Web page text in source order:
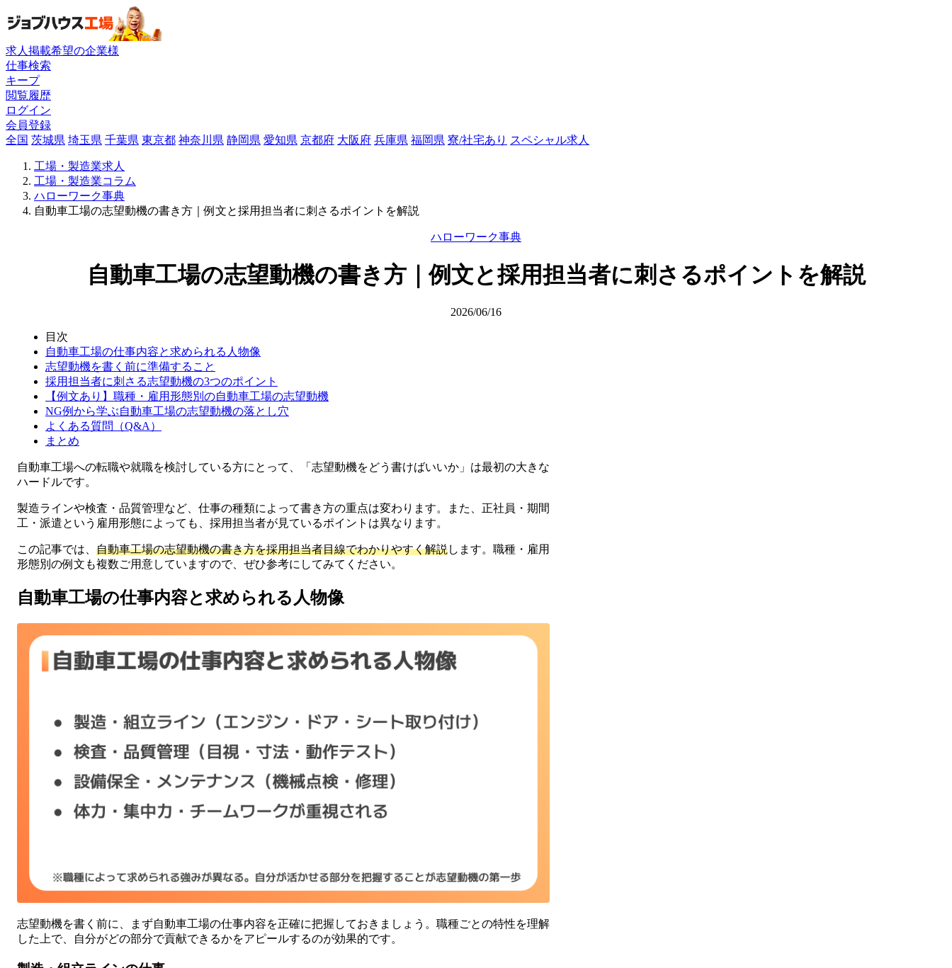
求人掲載希望の企業様
仕事検索
キープ
閲覧履歴
ログイン
会員登録
全国 茨城県 埼玉県 千葉県 東京都 神奈川県 静岡県 愛知県 京都府 大阪府 兵庫県 福岡県 寮/社宅あり スペシャル求人
工場・製造業求人
工場・製造業コラム
ハローワーク事典
自動車工場の志望動機の書き方｜例文と採用担当者に刺さるポイントを解説
ハローワーク事典
自動車工場の志望動機の書き方｜例文と採用担当者に刺さるポイントを解説
2026/06/16
目次
自動車工場の仕事内容と求められる人物像
志望動機を書く前に準備すること
採用担当者に刺さる志望動機の3つのポイント
【例文あり】職種・雇用形態別の自動車工場の志望動機
NG例から学ぶ自動車工場の志望動機の落とし穴
よくある質問（Q&A）
まとめ
自動車工場への転職や就職を検討している方にとって、「志望動機をどう書けばいいか」は最初の大きな
ハードルです。
製造ラインや検査・品質管理など、仕事の種類によって書き方の重点は変わります。また、正社員・期間
工・派遣という雇用形態によっても、採用担当者が見ているポイントは異なります。
この記事では、 自動車工場の志望動機の書き方を採用担当者目線でわかりやすく解説します。職種・雇用
形態別の例文も複数ご用意していますので、ぜひ参考にしてみてください。
自動車工場の仕事内容と求められる人物像
志望動機を書く前に、まず自動車工場の仕事内容を正確に把握しておきましょう。職種ごとの特性を理解
した上で、自分がどの部分で貢献できるかをアピールするのが効果的です。